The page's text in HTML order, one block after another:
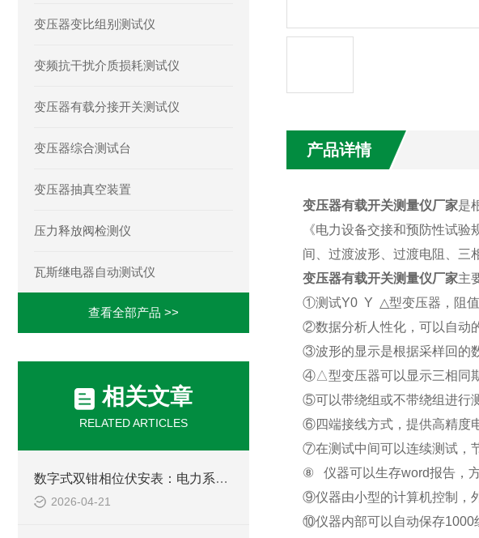
变压器变比组别测试仪
变频抗干扰介质损耗测试仪
变压器有载分接开关测试仪
变压器综合测试台
变压器抽真空装置
压力释放阀检测仪
瓦斯继电器自动测试仪
查看全部产品 >>
相关文章
RELATED ARTICLES
数字式双钳相位伏安表：电力系统的“相位神探“
2026-04-21
产品详情
变压器有载开关测量仪厂家是
《电力设备交接和预防性试
间、过渡波形、过渡电阻、三
变压器有载开关测量仪厂家主
①测试Y0 Y △型变压器，阻
②数据分析人性化，可以自动
③波形的显示是根据采样回的
④△型变压器可以显示三相同
⑤可以带绕组或不带绕组进行
⑥四端接线方式，提供高精度
⑦在测试中间可以连续测试，
⑧
仪器可以生存word报告，
⑨仪器由小型的计算机控制，
⑩仪器内部可以自动保存1000